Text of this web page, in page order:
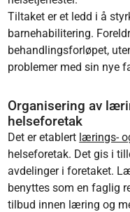
Tiltaket er et ledd i å
barnehabilitering.
behandlingsforløpet,
problemer med sin nye
Organisering av
helseforetak
Det er etablert lærings-
helseforetak. Det gis i
avdelinger i foretaket.
benyttes som en faglig
tilbud innen læring og